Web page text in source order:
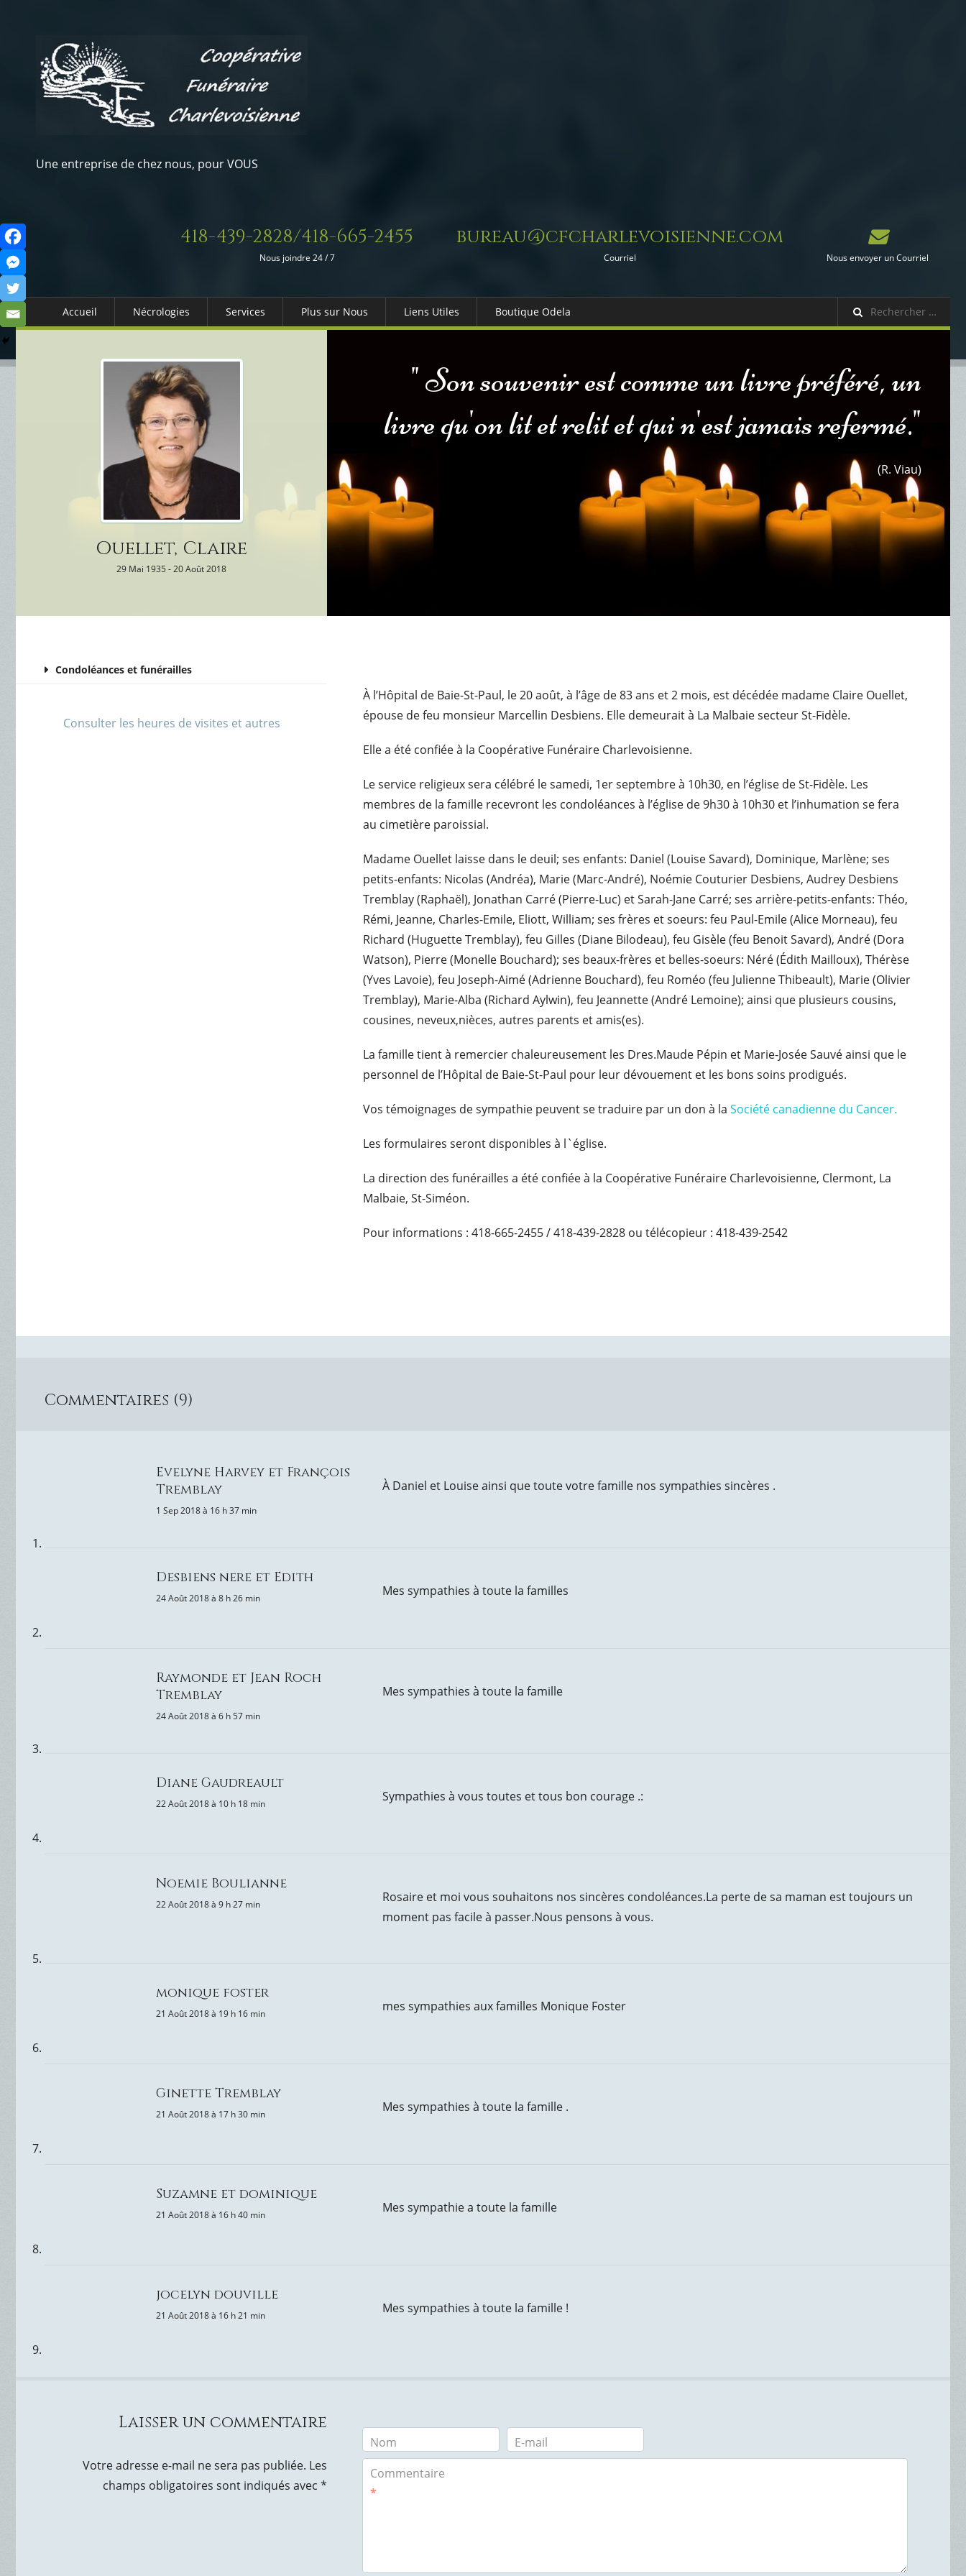
Une entreprise de chez nous, pour VOUS
418-439-2828/418-665-2455
Nous joindre 24 / 7
bureau@cfcharlevoisienne.com
Courriel Nous envoyer un Courriel
Accueil Nécrologies Services Plus sur Nous Liens Utiles
Services Gouv. et Autres
Boutique Odela
Ouellet, Claire
29 Mai 1935 - 20 Août 2018
" Son souvenir est comme un livre préféré, un
livre qu'on lit et relit et qui n'est jamais refermé."
(R. Viau)
Condoléances et funérailles
Consulter les heures de visites et autres
À l’Hôpital de Baie-St-Paul, le 20 août, à l’âge de 83 ans et 2 mois, est décédée madame Claire Ouellet,
épouse de feu monsieur Marcellin Desbiens. Elle demeurait à La Malbaie secteur St-Fidèle.
Elle a été confiée à la Coopérative Funéraire Charlevoisienne.
Le service religieux sera célébré le samedi, 1er septembre à 10h30, en l’église de St-Fidèle. Les
membres de la famille recevront les condoléances à l’église de 9h30 à 10h30 et l’inhumation se fera
au cimetière paroissial.
Madame Ouellet laisse dans le deuil; ses enfants: Daniel (Louise Savard), Dominique, Marlène; ses
petits-enfants: Nicolas (Andréa), Marie (Marc-André), Noémie Couturier Desbiens, Audrey Desbiens
Tremblay (Raphaël), Jonathan Carré (Pierre-Luc) et Sarah-Jane Carré; ses arrière-petits-enfants: Théo,
Rémi, Jeanne, Charles-Emile, Eliott, William; ses frères et soeurs: feu Paul-Emile (Alice Morneau), feu
Richard (Huguette Tremblay), feu Gilles (Diane Bilodeau), feu Gisèle (feu Benoit Savard), André (Dora
Watson), Pierre (Monelle Bouchard); ses beaux-frères et belles-soeurs: Néré (Édith Mailloux), Thérèse
(Yves Lavoie), feu Joseph-Aimé (Adrienne Bouchard), feu Roméo (feu Julienne Thibeault), Marie (Olivier
Tremblay), Marie-Alba (Richard Aylwin), feu Jeannette (André Lemoine); ainsi que plusieurs cousins,
cousines, neveux,nièces, autres parents et amis(es).
La famille tient à remercier chaleureusement les Dres.Maude Pépin et Marie-Josée Sauvé ainsi que le
personnel de l’Hôpital de Baie-St-Paul pour leur dévouement et les bons soins prodigués.
Vos témoignages de sympathie peuvent se traduire par un don à laSociété canadienne du Cancer.
Les formulaires seront disponibles à l`église.
La direction des funérailles a été confiée à la Coopérative Funéraire Charlevoisienne, Clermont, La
Malbaie, St-Siméon.
Pour informations : 418-665-2455 / 418-439-2828 ou télécopieur : 418-439-2542
Commentaires (9)
Evelyne Harvey et François
Tremblay
1 Sep 2018 à 16 h 37 min
À Daniel et Louise ainsi que toute votre famille nos sympathies sincères .
Desbiens nere et Edith
24 Août 2018 à 8 h 26 min Mes sympathies à toute la familles
Raymonde et Jean Roch
Tremblay
24 Août 2018 à 6 h 57 min
Mes sympathies à toute la famille
Diane Gaudreault
22 Août 2018 à 10 h 18 min Sympathies à vous toutes et tous bon courage .:
Noemie Boulianne
22 Août 2018 à 9 h 27 min
Rosaire et moi vous souhaitons nos sincères condoléances.La perte de sa maman est toujours un
moment pas facile à passer.Nous pensons à vous.
monique foster
21 Août 2018 à 19 h 16 min mes sympathies aux familles Monique Foster
Ginette Tremblay
21 Août 2018 à 17 h 30 min Mes sympathies à toute la famille .
Suzamne et dominique
21 Août 2018 à 16 h 40 min Mes sympathie a toute la famille
jocelyn douville
21 Août 2018 à 16 h 21 min Mes sympathies à toute la famille !
Laisser un commentaire
Votre adresse e-mail ne sera pas publiée. Les
champs obligatoires sont indiqués avec *
Nom
E-mail
Commentaire
*